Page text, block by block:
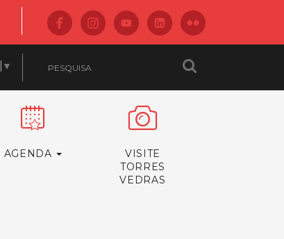
▼
AGENDA
VISITE
TORRES
VEDRAS